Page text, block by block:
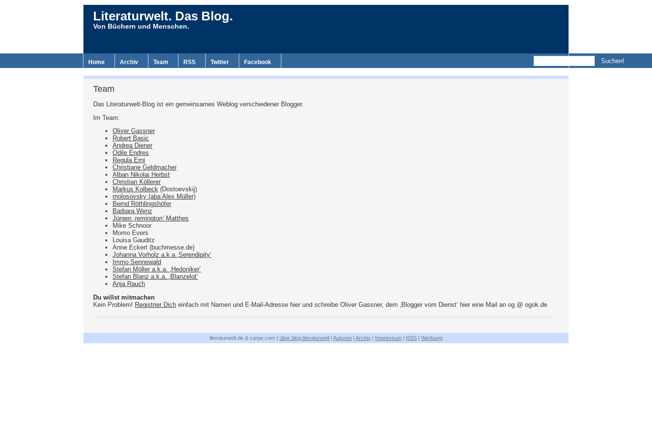
Literaturwelt. Das Blog.
Von Büchern und Menschen.
Home Archiv Team RSS Twitter Facebook
Team
Das Literaturwelt-Blog ist ein gemeinsames Weblog verschiedener Blogger.
Im Team:
Oliver Gassner
Robert Basic
Andrea Diener
Odile Endres
Regula Erni
Christiane Geldmacher
Alban Nikolai Herbst
Christian Köllerer
Markus Kolbeck (Dostoevskij)
molosovsky (aba Alex Müller)
Bernd Röthlingshöfer
Barbara Wenz
Jürgen ‚remington‘ Matthes
Mike Schnoor
Momo Evers
Louisa Gauditz
Anne Eckert (buchmesse.de)
Johanna Vorholz a.k.a ‚Serendipity‘
Immo Sennewald
Stefan Möller a.k.a. ‚Hedoniker‘
Stefan Blanz a.k.a. ‚Blanzelot‘
Anja Rauch
Du willst mitmachen
Kein Problem! Registrier Dich einfach mit Namen und E-Mail-Adresse hier und schreibe Oliver Gassner, dem ‚Blogger vom Dienst‘ hier eine Mail an og @ ogok.de
literaturwelt.de & carpe.com | über blog.literaturwelt| Autoren | Archiv | Impressum | RSS | Werbung